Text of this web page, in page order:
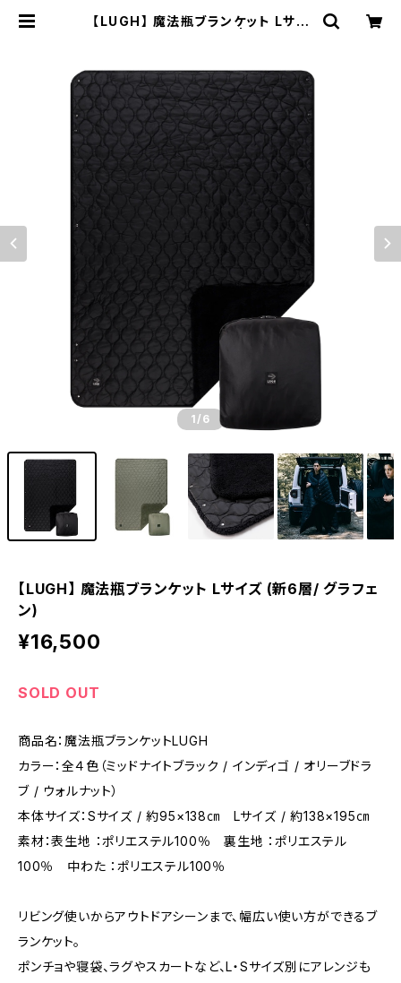
【LUGH】 魔法瓶ブランケット Lサイ
1 /6
【LUGH】 魔法瓶ブランケット Lサイズ (新6層/ グラフェ
ン)
¥16,500
SOLD OUT
商品名：魔法瓶ブランケットLUGH
カラー：全４色（ミッドナイトブラック / インディゴ / オリーブドラ
ブ / ウォルナット）
本体サイズ：Sサイズ / 約95×138㎝ Lサイズ / 約138×195㎝
素材：表生地 ：ポリエステル100％ 裏生地 ：ポリエステル
100％ 中わた ：ポリエステル100％
リビング使いからアウトドアシーンまで、幅広い使い方ができるブ
ランケット。
ポンチョや寝袋、ラグやスカートなど、L・Sサイズ別にアレンジも